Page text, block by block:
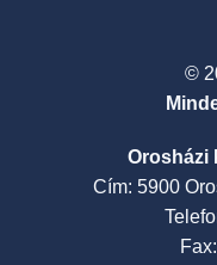
©
Orosházi
Cím: 5900